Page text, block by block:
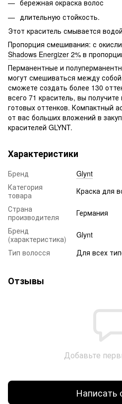
бережная окраска волос
длительную стойкость.
Этот краситель смывается
Пропорция смешивания: с
Shadows Energizer 2% в
Перманентные и
могут смешиваться между
сможете создать более 130
всего 71 краситель, вы
готовых оттенков. Компактный
от вас больших вложений в
красителей GLYNT.
Характеристики
Бренд
Glynt
Категория
товара
Краска для
Страна
производителя
Германия
Бренд
(характеристика)
Glynt
Тип волосся
Для всех
Отзывы
Добавьте
Написать